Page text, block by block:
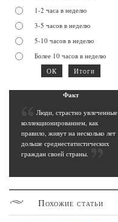
1-2 часа в неделю
3-5 часов в неделю
5-10 часов в неделю
Более 10 часов в неделю
Факт
Люди, страстно увлеченные
коллекционированием, как
правило, живут на несколько лет
дольше среднестатистических
граждан своей страны.
Похожие статьи